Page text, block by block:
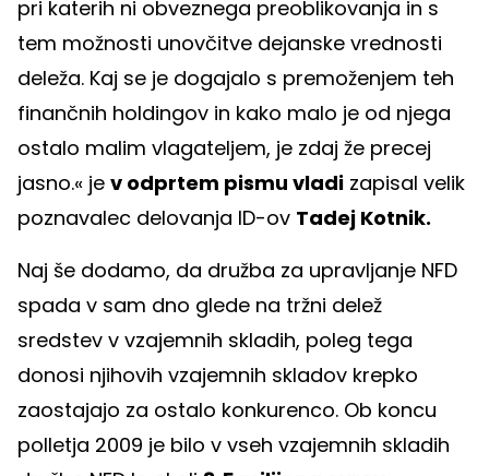
pri katerih ni obveznega preoblikovanja in s
tem možnosti unovčitve dejanske vrednosti
deleža. Kaj se je dogajalo s premoženjem teh
finančnih holdingov in kako malo je od njega
ostalo malim vlagateljem, je zdaj že precej
jasno.« je v odprtem pismu vladi zapisal velik
poznavalec delovanja ID-ov Tadej Kotnik.
Naj še dodamo, da družba za upravljanje NFD
spada v sam dno glede na tržni delež
sredstev v vzajemnih skladih, poleg tega
donosi njihovih vzajemnih skladov krepko
zaostajajo za ostalo konkurenco. Ob koncu
polletja 2009 je bilo v vseh vzajemnih skladih